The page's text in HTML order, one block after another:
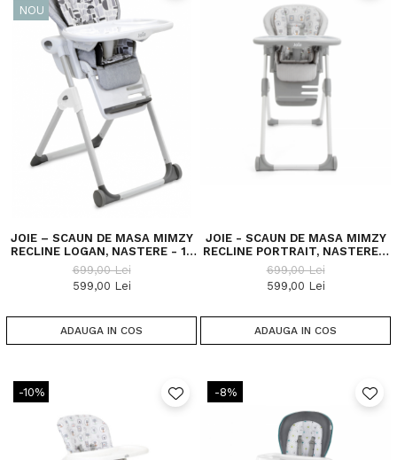
NOU
JOIE – SCAUN DE MASA MIMZY
RECLINE LOGAN, NASTERE - 15
KG
699,00 Lei
599,00 Lei
ADAUGA IN COS
JOIE - SCAUN DE MASA MIMZY
RECLINE PORTRAIT, NASTERE -
15 KG
699,00 Lei
599,00 Lei
ADAUGA IN COS
-10% -8%